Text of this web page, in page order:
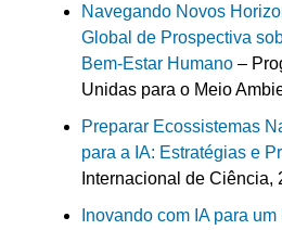
Navegando Novos
Global de Prospectiva
Bem-Estar Humano –
Unidas para o Meio
Preparar Ecossistemas
para a IA: Estratégias e
Internacional de Ciência,
Inovando com IA para